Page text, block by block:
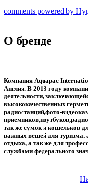
comments powered by
О бренде
Компания Aquapac
Англия. В 2013 году
деятельности,
высококачественных
радиостанций,фото-
так же сумок и кошельков
важных вещей для туризма,
отдыха, а так же для
службами федерального